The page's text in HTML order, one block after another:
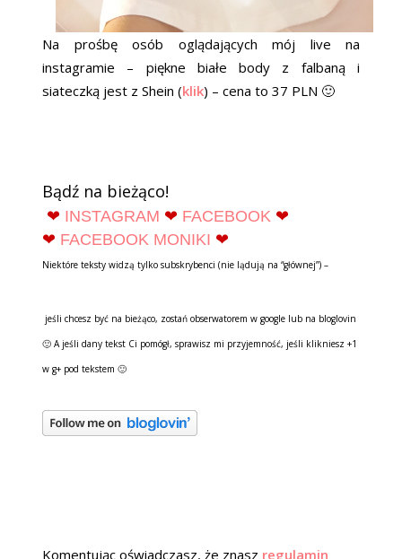
Na prośbę osób oglądających mój live na
instagramie – piękne białe body z falbaną i
siateczką jest z Shein (klik) – cena to 37 PLN 🙂
Bądź na bieżąco!
❤ INSTAGRAM ❤ FACEBOOK ❤
❤ FACEBOOK MONIKI ❤
Niektóre teksty widzą tylko subskrybenci (nie lądują na “głównej”) –
jeśli chcesz być na bieżąco, zostań obserwatorem w google lub na bloglovin
🙂 A jeśli dany tekst Ci pomógł, sprawisz mi przyjemność, jeśli klikniesz +1
w g+ pod tekstem 🙂
Komentując oświadczasz, że znasz regulamin